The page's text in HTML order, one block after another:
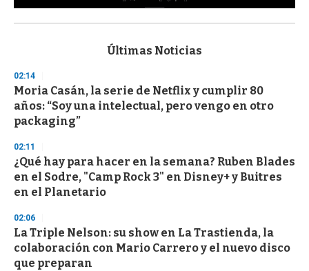
s
d
s
o
f
3
s
e
c
o
n
s
Últimas Noticias
02:14
Moria Casán, la serie de Netflix y cumplir 80
años: “Soy una intelectual, pero vengo en otro
packaging”
02:11
¿Qué hay para hacer en la semana? Ruben Blades
en el Sodre, "Camp Rock 3" en Disney+ y Buitres
en el Planetario
02:06
La Triple Nelson: su show en La Trastienda, la
colaboración con Mario Carrero y el nuevo disco
que preparan